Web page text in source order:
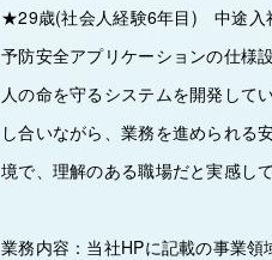
★29歳(社会人経験6年目) 中途入
予防安全アプリケーションの仕様
人の命を守るシステムを開発して
し合いながら、業務を進められる
境で、理解のある職場だと実感して
業務内容：当社HPに記載の事業領